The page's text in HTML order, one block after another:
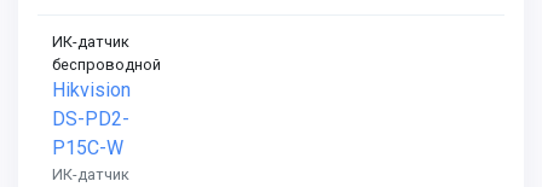
ИК-датчик
беспроводной
Hikvision
DS-PD2-
P15C-W
ИК-датчик